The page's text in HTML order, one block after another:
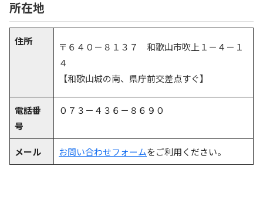
所在地
住所
〒６４０－８１３７ 和歌山市吹上１－４－１
４
【和歌山城の南、県庁前交差点すぐ】
電話番
号
０７３－４３６－８６９０
メール お問い合わせフォームをご利用ください。